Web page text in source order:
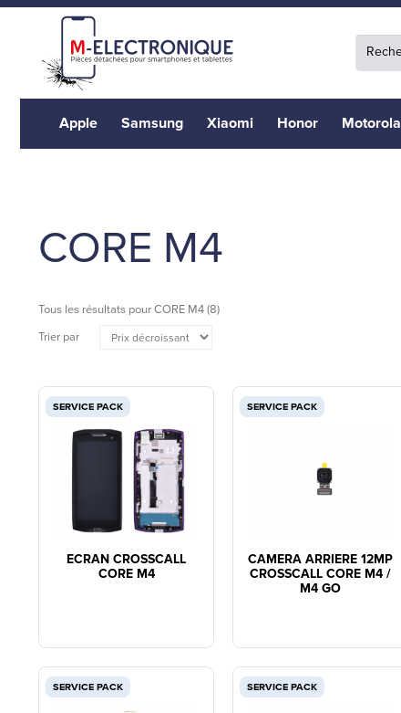
Apple Samsung Xiaomi Honor Motorola
CORE M4
Tous les résultats pourCORE M4(8)
Trier par
SERVICE PACK
ECRAN CROSSCALL
CORE M4
SERVICE PACK
CAMERA ARRIERE 12MP
CROSSCALL CORE M4 /
M4 GO
SERVICE PACK SERVICE PACK